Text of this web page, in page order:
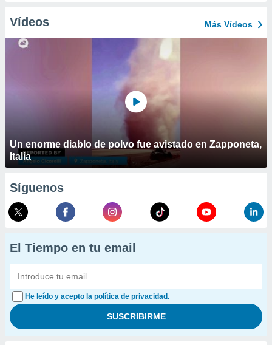
Vídeos Más Vídeos
Un enorme diablo de polvo fue avistado en Zapponeta,
Italia
Síguenos
El Tiempo en tu email
He leído y acepto la política de privacidad.